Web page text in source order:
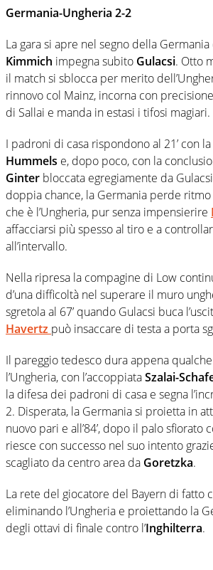
Germania-Ungheria 2-2
La gara si apre nel segno della Germania
Kimmich impegna subito Gulacsi. Otto
il match si sblocca per merito
rinnovo col Mainz, incorna con
di Sallai e manda in estasi i tifosi magiari.
I padroni di casa rispondono al 21’ con
Hummels e, dopo poco, con la
Ginter bloccata egregiamente da
doppia chance, la Germania perde ritmo
che è l’Ungheria, pur senza impensierire
affacciarsi più spesso al tiro e a
all’intervallo.
Nella ripresa la compagine di Low
d’una difficoltà nel superare il muro
sgretola al 67’ quando Gulacsi buca
Havertz può insaccare di testa a porta
Il pareggio tedesco dura appena
l’Ungheria, con l’accoppiataSzalai-
la difesa dei padroni di casa e segna
2. Disperata, la Germania si proietta in
nuovo pari e all’84’, dopo il palo sfiorato
riesce con successo nel suo intento
scagliato da centro area da Goretzka.
La rete del giocatore del Bayern di fatto
eliminando l’Ungheria e proiettando la
degli ottavi di finale contro l’Inghilterra.